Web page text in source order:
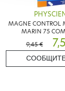
MAGNE CONTROL
MARIN 75
9,45 €